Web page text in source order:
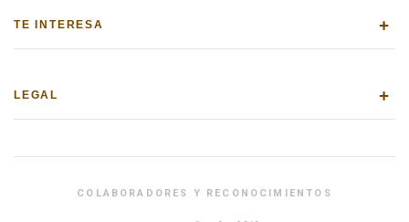
TE INTERESA +
LEGAL +
COLABORADORES Y RECONOCIMIENTOS